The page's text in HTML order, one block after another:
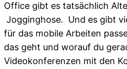
Office gibt es tatsächlich
Jogginghose. Und es gibt
für das mobile Arbeiten
das geht und worauf du
Videokonferenzen mit den